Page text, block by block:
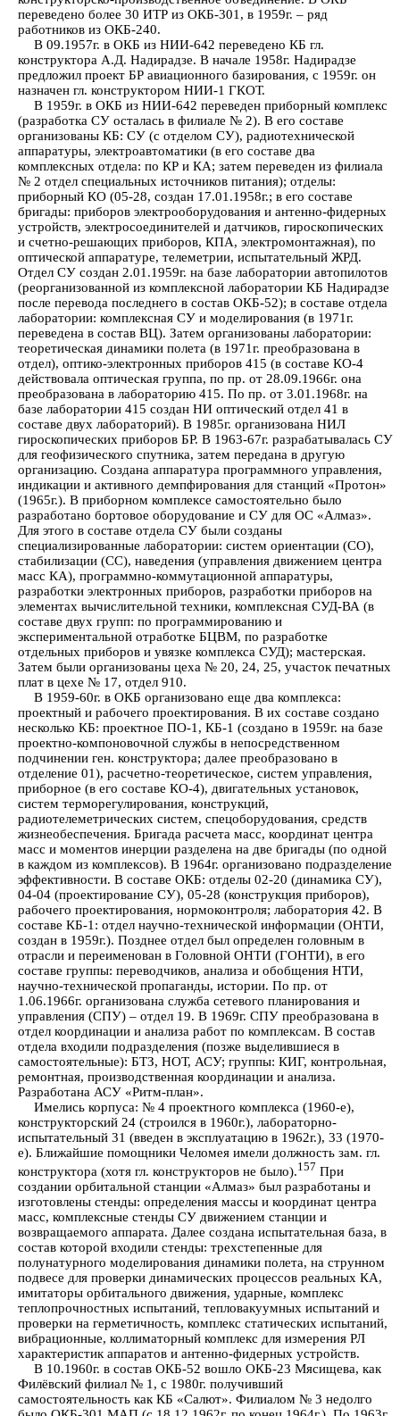
переведено более 30 ИТР из ОКБ-301, в 1959г. – ряд
работников из ОКБ-240.
В 09.1957г. в ОКБ из НИИ-642 переведено КБ гл.
конструктора А.Д. Надирадзе. В начале 1958г. Надирадзе
предложил проект БР авиационного базирования, с 1959г. он
назначен гл. конструктором НИИ-1 ГКОТ.
В 1959г. в ОКБ из НИИ-642 переведен приборный комплекс
(разработка СУ осталась в филиале № 2). В его составе
организованы КБ: СУ (с отделом СУ), радиотехнической
аппаратуры, электроавтоматики (в его составе два
комплексных отдела: по КР и КА; затем переведен из филиала
№ 2 отдел специальных источников питания); отделы:
приборный КО (05-28, создан 17.01.1958г.; в его составе
бригады: приборов электрооборудования и антенно-фидерных
устройств, электросоединителей и датчиков, гироскопических
и счетно-решающих приборов, КПА, электромонтажная), по
оптической аппаратуре, телеметрии, испытательный ЖРД.
Отдел СУ создан 2.01.1959г. на базе лаборатории автопилотов
(реорганизованной из комплексной лаборатории КБ Надирадзе
после перевода последнего в состав ОКБ-52); в составе отдела
лаборатории: комплексная СУ и моделирования (в 1971г.
переведена в состав ВЦ). Затем организованы лаборатории:
теоретическая динамики полета (в 1971г. преобразована в
отдел), оптико-электронных приборов 415 (в составе КО-4
действовала оптическая группа, по пр. от 28.09.1966г. она
преобразована в лабораторию 415. По пр. от 3.01.1968г. на
базе лаборатории 415 создан НИ оптический отдел 41 в
составе двух лабораторий). В 1985г. организована НИЛ
гироскопических приборов БР. В 1963-67г. разрабатывалась СУ
для геофизического спутника, затем передана в другую
организацию. Создана аппаратура программного управления,
индикации и активного демпфирования для станций «Протон»
(1965г.). В приборном комплексе самостоятельно было
разработано бортовое оборудование и СУ для ОС «Алмаз».
Для этого в составе отдела СУ были созданы
специализированные лаборатории: систем ориентации (СО),
стабилизации (СС), наведения (управления движением центра
масс КА), программно-коммутационной аппаратуры,
разработки электронных приборов, разработки приборов на
элементах вычислительной техники, комплексная СУД-ВА (в
составе двух групп: по программированию и
экспериментальной отработке БЦВМ, по разработке
отдельных приборов и увязке комплекса СУД); мастерская.
Затем были организованы цеха № 20, 24, 25, участок печатных
плат в цехе № 17, отдел 910.
В 1959-60г. в ОКБ организовано еще два комплекса:
проектный и рабочего проектирования. В их составе создано
несколько КБ: проектное ПО-1, КБ-1 (создано в 1959г. на базе
проектно-компоновочной службы в непосредственном
подчинении ген. конструктора; далее преобразовано в
отделение 01), расчетно-теоретическое, систем управления,
приборное (в его составе КО-4), двигательных установок,
систем терморегулирования, конструкций,
радиотелеметрических систем, спецоборудования, средств
жизнеобеспечения. Бригада расчета масс, координат центра
масс и моментов инерции разделена на две бригады (по одной
в каждом из комплексов). В 1964г. организовано подразделение
эффективности. В составе ОКБ: отделы 02-20 (динамика СУ),
04-04 (проектирование СУ), 05-28 (конструкция приборов),
рабочего проектирования, нормоконтроля; лаборатория 42. В
составе КБ-1: отдел научно-технической информации (ОНТИ,
создан в 1959г.). Позднее отдел был определен головным в
отрасли и переименован в Головной ОНТИ (ГОНТИ), в его
составе группы: переводчиков, анализа и обобщения НТИ,
научно-технической пропаганды, истории. По пр. от
1.06.1966г. организована служба сетевого планирования и
управления (СПУ) – отдел 19. В 1969г. СПУ преобразована в
отдел координации и анализа работ по комплексам. В состав
отдела входили подразделения (позже выделившиеся в
самостоятельные): БТЗ, НОТ, АСУ; группы: КИГ, контрольная,
ремонтная, производственная координации и анализа.
Разработана АСУ «Ритм-план».
Имелись корпуса: № 4 проектного комплекса (1960-е),
конструкторский 24 (строился в 1960г.), лабораторно-
испытательный 31 (введен в эксплуатацию в 1962г.), 33 (1970-
е). Ближайшие помощники Челомея имели должность зам. гл.
конструктора (хотя гл. конструкторов не было).157 При
создании орбитальной станции «Алмаз» был разработаны и
изготовлены стенды: определения массы и координат центра
масс, комплексные стенды СУ движением станции и
возвращаемого аппарата. Далее создана испытательная база, в
состав которой входили стенды: трехстепенные для
полунатурного моделирования динамики полета, на струнном
подвесе для проверки динамических процессов реальных КА,
имитаторы орбитального движения, ударные, комплекс
теплопрочностных испытаний, тепловакуумных испытаний и
проверки на герметичность, комплекс статических испытаний,
вибрационные, коллиматорный комплекс для измерения РЛ
характеристик аппаратов и антенно-фидерных устройств.
В 10.1960г. в состав ОКБ-52 вошло ОКБ-23 Мясищева, как
Филёвский филиал № 1, с 1980г. получивший
самостоятельность как КБ «Салют». Филиалом № 3 недолго